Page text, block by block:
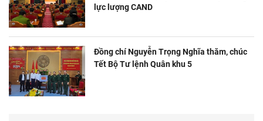
lực lượng CAND
Đồng chí Nguyễn Trọng Nghĩa thăm, chúc
Tết Bộ Tư lệnh Quân khu 5